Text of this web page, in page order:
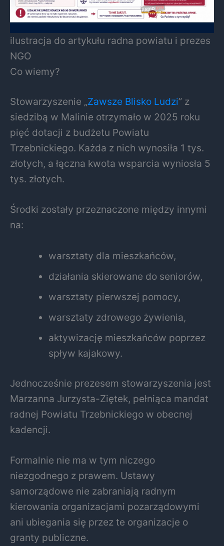
ilustracja do artykułu radna powiatu i prezes
NGO
Co wiemy?
Stowarzyszenie „Zawsze Blisko Ludzi” z
siedzibą w Malinie otrzymało w 2025 roku
pięć dotacji z budżetu Powiatu
Trzebnickiego. Każda z nich wynosiła 1 tys.
złotych, a łączna kwota wsparcia wyniosła 5
tys. złotych.
Środki zostały przeznaczone między innymi
na:
warsztaty dla mieszkańców,
działania skierowane do seniorów,
warsztaty pierwszej pomocy,
warsztaty zdrowego żywienia,
aktywizację mieszkańców poprzez
spływ kajakowy.
Jednocześnie prezesem stowarzyszenia jest
Marzanna Jurzysta-Ziętek, pełniąca mandat
radnej Powiatu Trzebnickiego w obecnej
kadencji.
Formalnie nie ma w tym niczego
niezgodnego z prawem. Ustawy
samorządowe nie zabraniają radnym
kierowania organizacjami pozarządowymi
ani ubiegania się przez te organizacje o
granty publiczne.